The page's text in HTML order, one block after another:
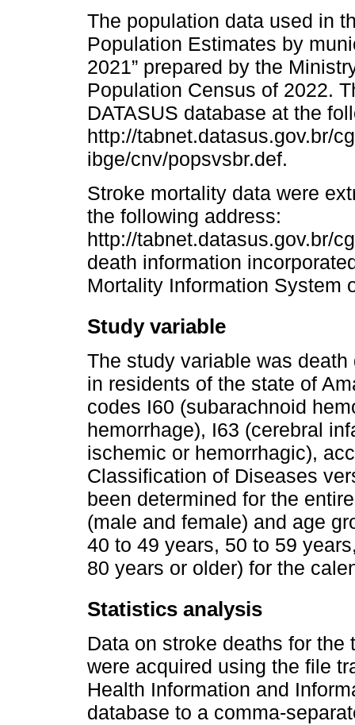
The population data used in
Population Estimates by
2021” prepared by the
Population Census of 2022.
DATASUS database at the
http://tabnet.datasus.gov.br/
ibge/cnv/popsvsbr.def.
Stroke mortality data were
the following address:
http://tabnet.datasus.gov.br/
death information
Mortality Information System
Study variable
The study variable was
in residents of the state of
codes I60 (subarachnoid
hemorrhage), I63 (cerebral
ischemic or hemorrhagic),
Classification of Diseases
been determined for the
(male and female) and age
40 to 49 years, 50 to 59
80 years or older) for the
Statistics analysis
Data on stroke deaths for
were acquired using the file
Health Information and
database to a comma-